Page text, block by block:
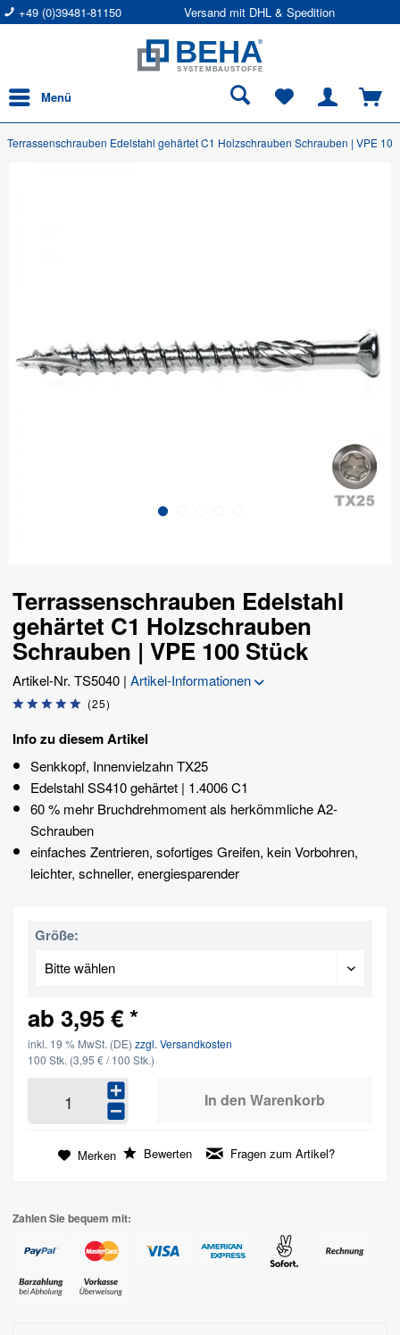
+49 (0)39481-81150 Versand mit DHL & Spedition
Menü
Terrassenschrauben Edelstahl gehärtet C1 Holzschrauben Schrauben | VPE
Terrassenschrauben Edelstahl
gehärtet C1 Holzschrauben
Schrauben | VPE 100 Stück
Artikel-Nr. TS5040 | Artikel-Informationen
(25)
Info zu diesem Artikel
Senkkopf, Innenvielzahn TX25
Edelstahl SS410 gehärtet | 1.4006 C1
60 % mehr Bruchdrehmoment als herkömmliche A2-
Schrauben
einfaches Zentrieren, sofortiges Greifen, kein Vorbohren,
leichter, schneller, energiesparender
Größe:
ab 3,95 € *
inkl. 19 % MwSt. (DE) zzgl. Versandkosten
100 Stk. (3,95 € / 100 Stk.)
In den Warenkorb
Merken Bewerten Fragen zum Artikel?
Zahlen Sie bequem mit: